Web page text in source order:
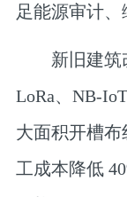
足能源审计、
新旧建筑
LoRa、NB-
大面积开槽布
工成本降低